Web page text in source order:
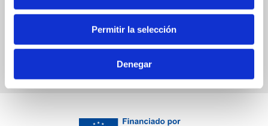
Permitir la selección
Denegar
Bars